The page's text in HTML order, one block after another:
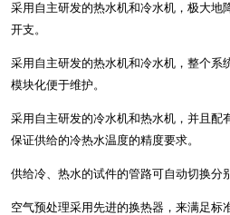
采用自主研发的热水机和冷水机，极大地
开支。
采用自主研发的热水机和冷水机，整个系
模块化便于维护。
采用自主研发的冷水机和热水机，并且配
保证供给的冷热水温度的精度要求。
供给冷、热水的试件的管路可自动切换分
空气预处理采用先进的换热器，来满足标